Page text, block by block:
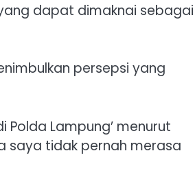
dapat dimaknai sebagai
persepsi yang
Polda Lampung’ menurut
saya tidak pernah merasa